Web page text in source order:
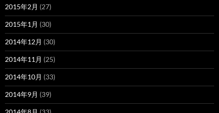
2015年2月 (27)
2015年1月 (30)
2014年12月 (30)
2014年11月 (25)
2014年10月 (33)
2014年9月 (39)